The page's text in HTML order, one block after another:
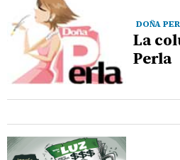
DOÑA
La
Perla